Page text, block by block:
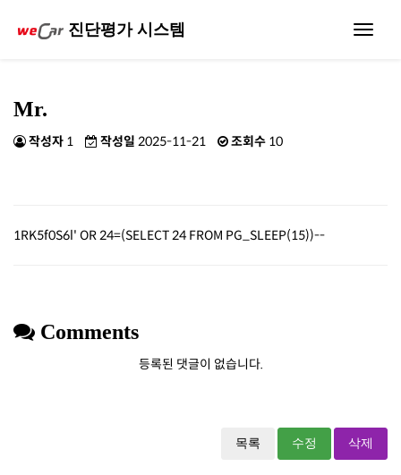
Toggle
진단평가 시스템
Mr.
작성자 1 작성일 2025-11-21 조회수 10
1RK5f0S6l' OR 24=(SELECT 24 FROM PG_SLEEP(15))--
Comments
등록된 댓글이 없습니다.
목록 수정 삭제